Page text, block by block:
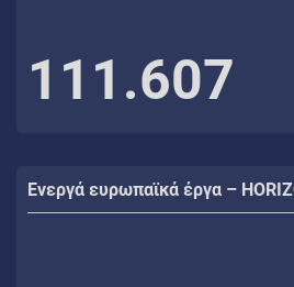
111.607
Ενεργά ευρωπαϊκά έργα –